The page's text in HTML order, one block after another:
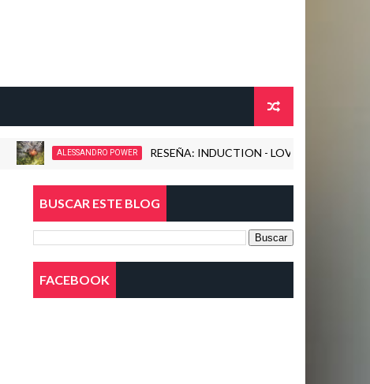
ALESSANDRO POWER RESEÑA: INDUCTION - LOVE KILLS! (2026)
BUSCAR ESTE BLOG
FACEBOOK